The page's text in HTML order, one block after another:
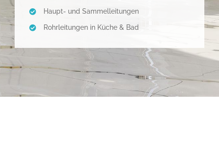
Haupt- und Sammelleitungen
Rohrleitungen in Küche & Bad